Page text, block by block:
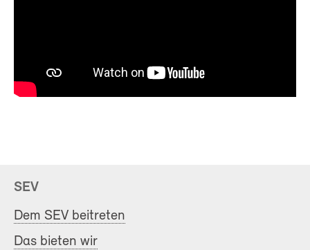
SEV
Dem SEV beitreten
Das bieten wir